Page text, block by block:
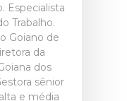
Especialista
Trabalho.
Goiano de
da
dos
sênior
e média